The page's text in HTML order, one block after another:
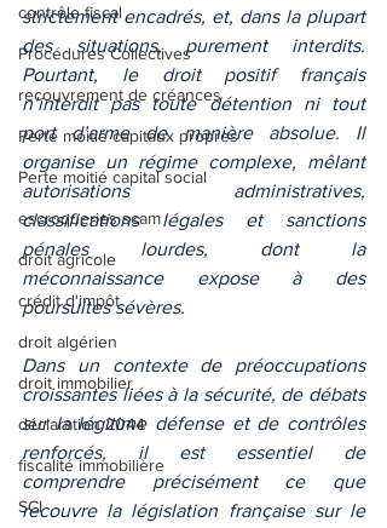
contrôle fiscal
Procédures Collectives
recouvrement de créances
Perte moitié capitaux propres
Perte moitié capital social
escroqueries scam
droit agricole
crédit d'impôt
droit algérien
droit immobilier
déclaration 2044
fiscalité immobilière
SCI
strictement encadrés, et, dans la plupart
des situations, purement interdits.
Pourtant, le droit positif français
n’interdit pas toute détention ni tout
port d’arme de manière absolue. Il
organise un régime complexe, mêlant
autorisations administratives,
classifications légales et sanctions
pénales lourdes, dont la
méconnaissance expose à des
poursuites sévères.
Dans un contexte de préoccupations
croissantes liées à la sécurité, de débats
sur la légitime défense et de contrôles
renforcés, il est essentiel de
comprendre précisément ce que
recouvre la législation française sur le